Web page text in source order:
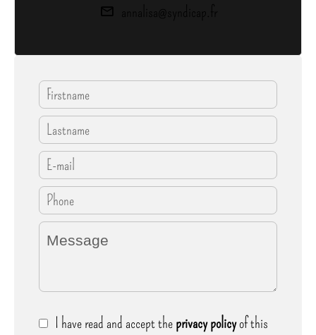
annalisa@syndicap.fr
I have read and accept theprivacy policyof this